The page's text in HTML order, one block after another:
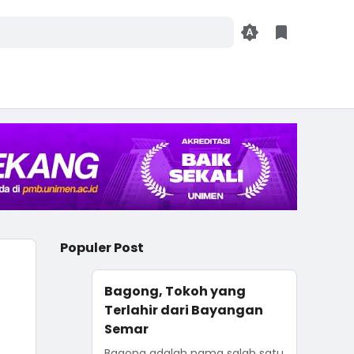
Populer Post
Bagong, Tokoh yang
Terlahir dari Bayangan
Semar